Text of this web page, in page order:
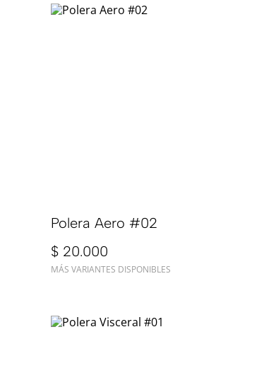
Polera Aero #02
$ 20.000
MÁS VARIANTES DISPONIBLES